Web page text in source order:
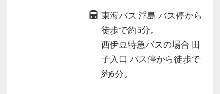
東海バス 浮島 バス停から
徒歩で約5分。
西伊豆特急バスの場合 田
子入口 バス停から徒歩で
約6分。